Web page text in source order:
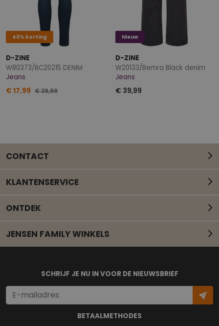
40% korting
D-ZINE
W80373/BC20215 DENIM
Jeans
€ 17,99 € 29,99
Nieuw
D-ZINE
W20133/Bemra Black denim
Jeans
€ 39,99
CONTACT
Mail onze klantenservice
KLANTENSERVICE
ONTDEK
JENSEN FAMILY WINKELS
BETAALMETHODES
SCHRIJF JE NU IN VOOR DE NIEUWSBRIEF